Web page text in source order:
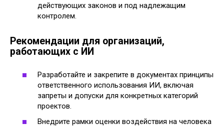
действующих законов и под надлежащим
контролем.
Рекомендации для организаций,
работающих с ИИ
Разработайте и закрепите в документах принципы
ответственного использования ИИ, включая
запреты и допуски для конкретных категорий
проектов.
Внедрите рамки оценки воздействия на человека